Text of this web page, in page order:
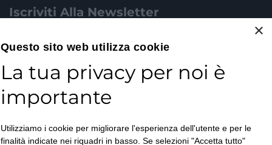
Iscriviti Alla Newsletter
Email*
Privacy Policy*
×
Questo sito web utilizza cookie
La tua privacy per noi è
importante
Utilizziamo i cookie per migliorare l'esperienza dell'utente e per le
finalità indicate nei riquadri in basso. Se selezioni "Accetta tutto"